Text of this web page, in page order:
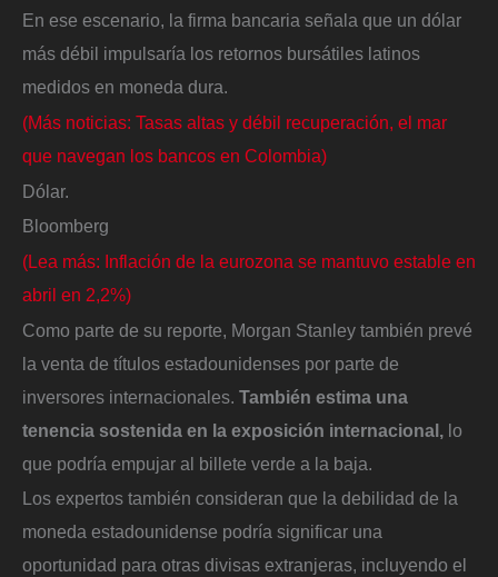
En ese escenario, la firma bancaria señala que un dólar
más débil impulsaría los retornos bursátiles latinos
medidos en moneda dura.
(Más noticias: Tasas altas y débil recuperación, el mar
que navegan los bancos en Colombia)
Dólar.
Bloomberg
(Lea más: Inflación de la eurozona se mantuvo estable en
abril en 2,2%)
Como parte de su reporte, Morgan Stanley también prevé
la venta de títulos estadounidenses por parte de
inversores internacionales. También estima una
tenencia sostenida en la exposición internacional, lo
que podría empujar al billete verde a la baja.
Los expertos también consideran que la debilidad de la
moneda estadounidense podría significar una
oportunidad para otras divisas extranjeras, incluyendo el